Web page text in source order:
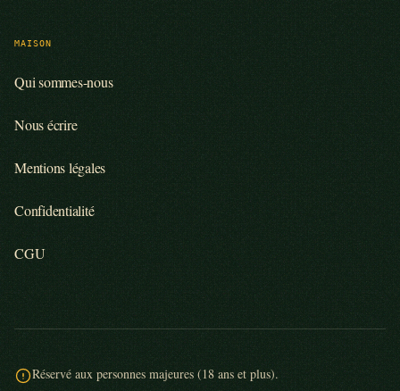
MAISON
Qui sommes-nous
Nous écrire
Mentions légales
Confidentialité
CGU
Réservé aux personnes majeures (18 ans et plus).